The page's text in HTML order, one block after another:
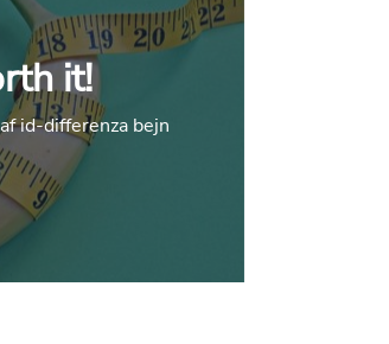
it!
id-differenza bejn